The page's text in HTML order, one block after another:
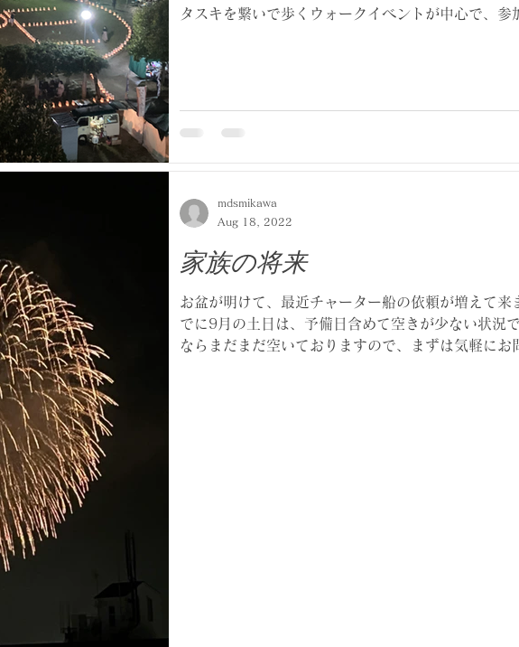
タスキを繋いで歩くウォークイベントが中心で、参
家族の将来
お盆が明けて、最近チャーター船の依頼が増えて来
でに9月の土日は、予備日含めて空きが少ない状況
ならまだまだ空いておりますので、まずは気軽にお
mdsmikawa
Aug 18, 2022